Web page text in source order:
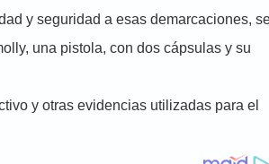
y seguridad a esas demarcaciones,
una pistola, con dos cápsulas y su
y otras evidencias utilizadas para el